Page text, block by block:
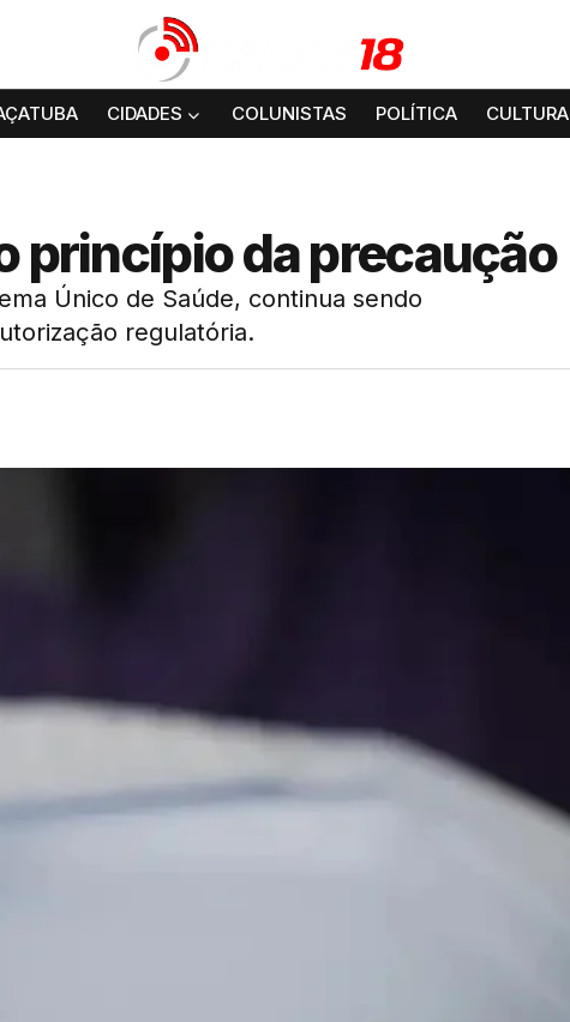
CIDADES COLUNISTAS POLÍTICA CULTURA
princípio da precaução
Único de Saúde, continua sendo
regulatória.